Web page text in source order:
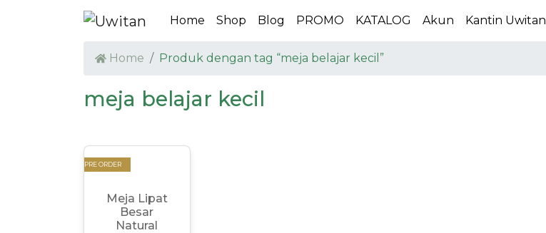
Home Shop Blog PROMO KATALOG Akun Kantin Uwitan
Home Produk dengan tag “meja belajar kecil”
meja belajar kecil
PRE ORDER
Meja Lipat
Besar
Natural